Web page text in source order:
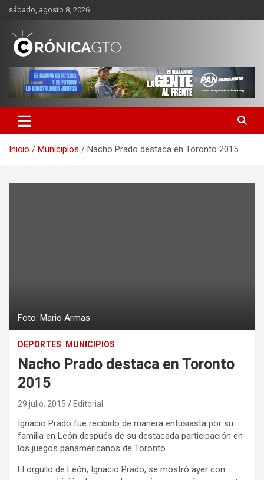
Saltar
contenido
sábado, agosto 8, 2026
CRONICA GUANAJUATO
Inicio Municipios Nacho Prado destaca en Toronto 2015
Foto: Mario Armas
DEPORTES MUNICIPIOS
Nacho Prado destaca en Toronto
2015
29 julio, 2015 Editorial
Ignacio Prado fue recibido de manera entusiasta por su
familia en León después de su destacada participación en
los juegos panamericanos de Toronto.
El orgullo de León, Ignacio Prado, se mostró ayer con